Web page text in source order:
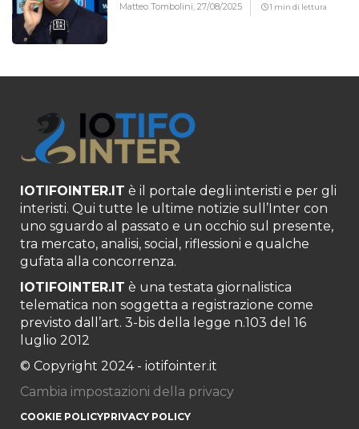
Matteo Tombolini,27/08/2025 1 min di lettura
IOTIFOINTER.IT è il portale degli interisti e per gli
interisti. Qui tutte le ultime notizie sull’Inter con
uno sguardo al passato e un occhio sul presente,
tra mercato, analisi, social, riflessioni e qualche
gufata alla concorrenza.
IOTIFOINTER.IT è una testata giornalistica
telematica non soggetta a registrazione come
previsto dall’art. 3-bis della legge n.103 del 16
luglio 2012
© Copyright 2024 - iotifointer.it
Cambia impostazioni della privacy
COOKIE POLICYPRIVACY POLICY